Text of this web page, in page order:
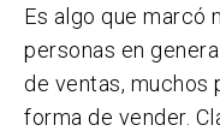
Es algo que marcó
personas en
de ventas, muchos
forma de vender.